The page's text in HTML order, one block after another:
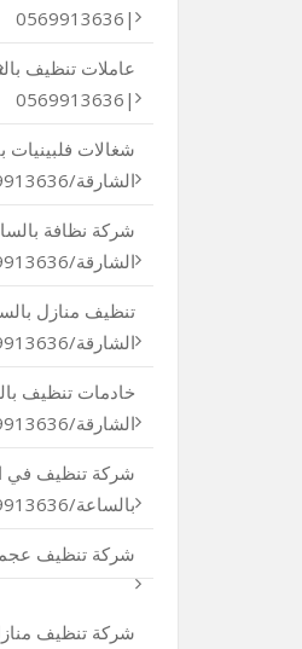
|0569913636
عاملات تنظيف
|0569913636
شغالات فلبينيات
الشارقة/0569913636
شركة نظافة
الشارقة/0569913636/خصم 30%
تنظيف منازل
الشارقة/0569913636
خادمات تنظيف
الشارقة/0569913636
شركة تنظيف في
بالساعة/0569913636
شركة تنظيف عجمان
شركة تنظيف